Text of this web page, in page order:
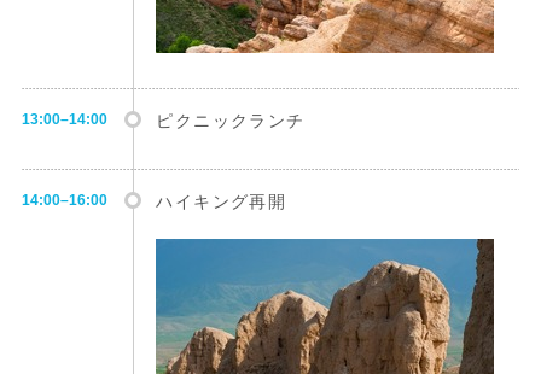
13:00–14:00 ピクニックランチ
14:00–16:00 ハイキング再開